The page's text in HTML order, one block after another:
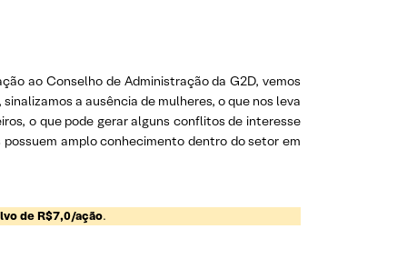
ao Conselho de Administração da G2D, vemos
sinalizamos a ausência de mulheres, o que nos leva
o que pode gerar alguns conflitos de interesse
amplo conhecimento dentro do setor em
de R$7,0/ação.